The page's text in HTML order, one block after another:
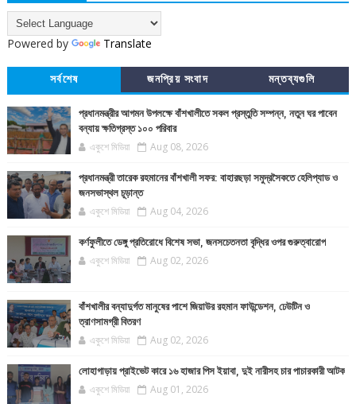
Powered by Translate
সর্বশেষ জনপ্রিয় সংবাদ মন্তব্যগুলি
প্রধানমন্ত্রীর আগমন উপলক্ষে বাঁশখালীতে সকল প্রস্তুতি সম্পন্ন, নতুন ঘর পাবেন
বন্যায় ক্ষতিগ্রস্ত ১০০ পরিবার
একুশে মিডিয়া Aug 08, 2026
প্রধানমন্ত্রী তারেক রহমানের বাঁশখালী সফর: বাহারছড়া সমুদ্রসৈকতে হেলিপ্যাড ও
জনসভাস্থল চূড়ান্ত
একুশে মিডিয়া Aug 04, 2026
কর্ণফুলীতে ডেঙ্গু প্রতিরোধে বিশেষ সভা, জনসচেতনতা বৃদ্ধির ওপর গুরুত্বারোপ
একুশে মিডিয়া Aug 02, 2026
বাঁশখালীর বন্যাদুর্গত মানুষের পাশে জিয়াউর রহমান ফাউন্ডেশন, ঢেউটিন ও
ত্রাণসামগ্রী বিতরণ
একুশে মিডিয়া Aug 02, 2026
লোহাগাড়ায় প্রাইভেট কারে ১৬ হাজার পিস ইয়াবা, দুই নারীসহ চার পাচারকারী আটক
একুশে মিডিয়া Aug 01, 2026